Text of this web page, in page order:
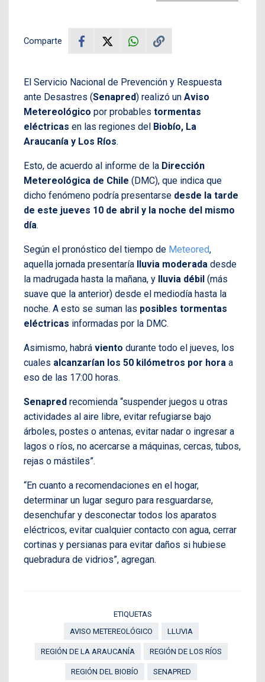
Comparte
El Servicio Nacional de Prevención y Respuesta
ante Desastres (Senapred) realizó un Aviso
Metereológico por probables tormentas
eléctricas en las regiones del Biobío, La
Araucanía y Los Ríos.
Esto, de acuerdo al informe de la Dirección
Metereológica de Chile (DMC), que indica que
dicho fenómeno podría presentarse desde la tarde
de este jueves 10 de abril y la noche del mismo
día.
Según el pronóstico del tiempo de Meteored,
aquella jornada presentaría
lluvia moderada desde
la madrugada hasta la mañana, y
lluvia débil (más
suave que la anterior) desde el mediodía hasta la
noche. A esto se suman las posibles tormentas
eléctricas informadas por la DMC.
Asimismo, habrá viento durante todo el jueves, los
cuales alcanzarían los 50 kilómetros por hora a
eso de las 17:00 horas.
Senapred recomienda “suspender juegos u otras
actividades al aire libre, evitar refugiarse bajo
árboles, postes o antenas, evitar nadar o ingresar a
lagos o ríos, no acercarse a máquinas, cercas, tubos,
rejas o mástiles”.
“En cuanto a recomendaciones en el hogar,
determinar un lugar seguro para resguardarse,
desenchufar y desconectar todos los aparatos
eléctricos, evitar cualquier contacto con agua, cerrar
cortinas y persianas para evitar daños si hubiese
quebradura de vidrios”, agregan.
ETIQUETAS
AVISO METEREOLÓGICO
LLUVIA
REGIÓN DE LA ARAUCANÍA REGIÓN DE LOS RÍOS
REGIÓN DEL BIOBÍO SENAPRED